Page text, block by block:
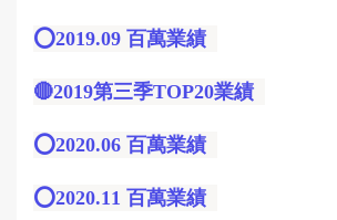
⭕️2019.09 百萬業績
🔴2019第三季TOP20業績
⭕️2020.06 百萬業績
⭕️2020.11 百萬業績